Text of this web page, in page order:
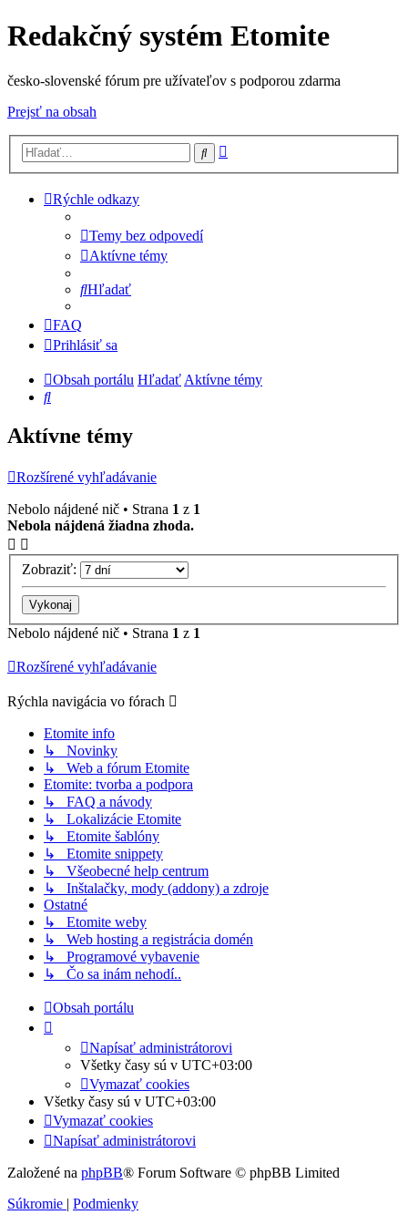
Redakčný systém Etomite
česko-slovenské fórum pre užívateľov s podporou zdarma
Prejsť na obsah
Hľadať
Rýchle odkazy
Temy bez odpovedí
Aktívne témy
Hľadať
FAQ
Prihlásiť sa
Obsah portálu HľadaťAktívne témy
Hľadať
Aktívne témy
Rozšírené vyhľadávanie
Nebolo nájdené nič • Strana 1 z 1
Nebola nájdená žiadna zhoda.
Zobraziť:
Nebolo nájdené nič • Strana 1 z 1
Rozšírené vyhľadávanie
Rýchla navigácia vo fórach
Etomite info
↳ Novinky
↳ Web a fórum Etomite
Etomite: tvorba a podpora
↳ FAQ a návody
↳ Lokalizácie Etomite
↳ Etomite šablóny
↳ Etomite snippety
↳ Všeobecné help centrum
↳ Inštalačky, mody (addony) a zdroje
Ostatné
↳ Etomite weby
↳ Web hosting a registrácia domén
↳ Programové vybavenie
↳ Čo sa inám nehodí..
Obsah portálu
Napísať administrátorovi
Všetky časy sú v UTC+03:00
Vymazať cookies
Všetky časy sú v UTC+03:00
Vymazať cookies
Napísať administrátorovi
Založené na phpBB® Forum Software © phpBB Limited
Súkromie | Podmienky